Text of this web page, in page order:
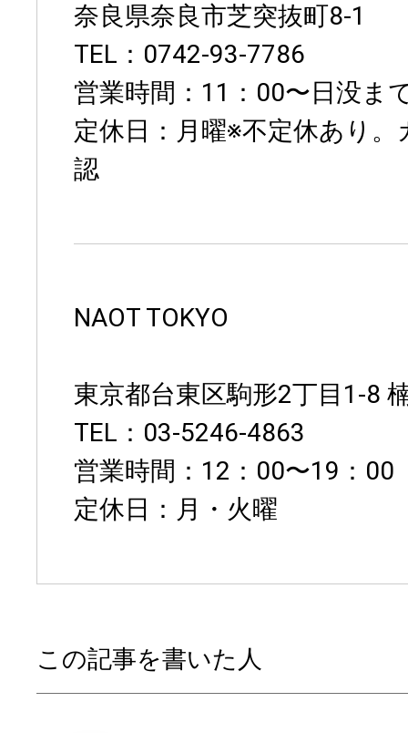
奈良県奈良市芝突抜町8-1
TEL：0742-93-7786
営業時間：11：00〜日没ま
定休日：月曜※不定休あり
認
NAOT TOKYO
東京都台東区駒形2丁目1-8
TEL：03-5246-4863
営業時間：12：00〜19：00
定休日：月・火曜
この記事を書いた人